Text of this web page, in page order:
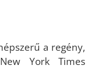
a regény,
York Times